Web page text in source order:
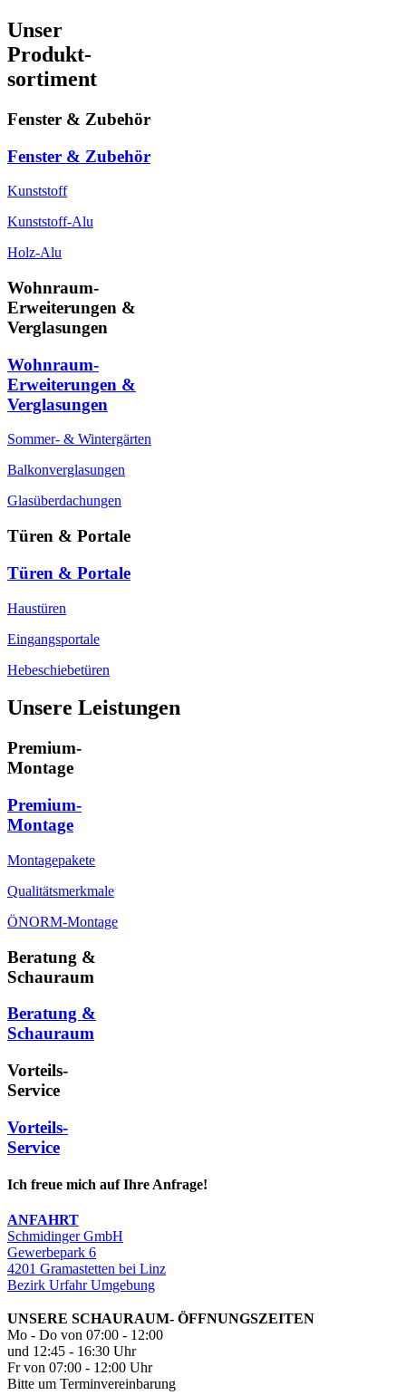
Unser
Produkt-
sortiment
Fenster & Zubehör
Fenster & Zubehör
Kunststoff
Kunststoff-Alu
Holz-Alu
Wohnraum-
Erweiterungen &
Verglasungen
Wohnraum-
Erweiterungen &
Verglasungen
Sommer- & Wintergärten
Balkonverglasungen
Glasüberdachungen
Türen & Portale
Türen & Portale
Haustüren
Eingangsportale
Hebeschiebetüren
Unsere Leistungen
Premium-
Montage
Premium-
Montage
Montagepakete
Qualitätsmerkmale
ÖNORM-Montage
Beratung &
Schauraum
Beratung &
Schauraum
Vorteils-
Service
Vorteils-
Service
Ich freue mich auf Ihre Anfrage!
ANFAHRT
Schmidinger GmbH
Gewerbepark 6
4201 Gramastetten bei Linz
Bezirk Urfahr Umgebung
UNSERE SCHAURAUM- ÖFFNUNGSZEITEN
Mo - Do von 07:00 - 12:00
und 12:45 - 16:30 Uhr
Fr von 07:00 - 12:00 Uhr
Bitte um Terminvereinbarung